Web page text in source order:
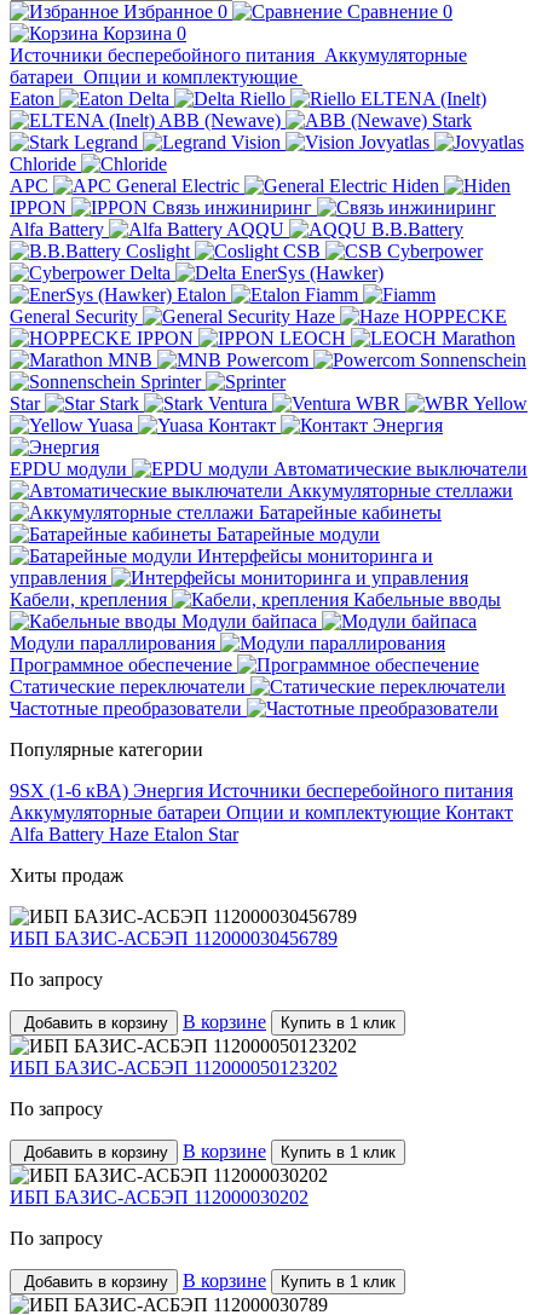
Избранное 0 Сравнение 0
Корзина 0
Источники бесперебойного питания Аккумуляторные
батареи Опции и комплектующие
Eaton
Delta Riello
ELTENA (Inelt)
ABB (Newave)
Stark
Legrand
Vision
Jovyatlas
Chloride
APC
General Electric
Hiden
IPPON
Связь инжиниринг
Alfa Battery
AQQU
B.B.Battery
Coslight
CSB
Cyberpower
Delta
EnerSys (Hawker)
Etalon
Fiamm
General Security
Haze
HOPPECKE
IPPON
LEOCH
Marathon
MNB
Powercom
Sonnenschein
Sprinter
Star
Stark Ventura WBR
Yellow
Yuasa
Контакт Энергия
EPDU модули
Автоматические выключатели
Аккумуляторные стеллажи
Батарейные кабинеты
Батарейные модули
Интерфейсы мониторинга и
управления
Кабели, крепления
Кабельные вводы
Модули байпаса
Модули параллирования
Программное обеспечение
Статические переключатели
Частотные преобразователи
Популярные категории
9SX (1-6 кВА) Энергия Источники бесперебойного питания
Аккумуляторные батареи Опции и комплектующие Контакт
Alfa Battery Haze Etalon Star
Хиты продаж
ИБП БАЗИС-АСБЭП 112000030456789
По запросу
Добавить в корзину В корзине Купить в 1 клик
ИБП БАЗИС-АСБЭП 112000050123202
По запросу
Добавить в корзину В корзине Купить в 1 клик
ИБП БАЗИС-АСБЭП 112000030202
По запросу
Добавить в корзину В корзине Купить в 1 клик